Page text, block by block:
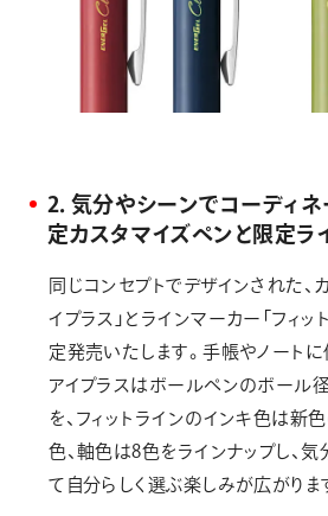
2．気分やシーンでコーディネ
定カスタマイズペンと限定ラ
同じコンセプトでデザインされた、
イプラス」とラインマーカー「フィッ
定発売いたします。手帳やノートに
アイプラスはボールペンのボール
を、フィットラインのインキ色は新
色、軸色は8色をラインナップし、
て自分らしく選ぶ楽しみが広がりま